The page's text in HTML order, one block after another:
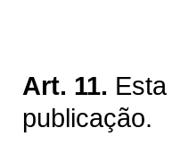
Art. 11.
publicação.